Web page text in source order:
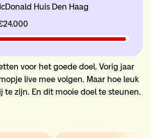
Huis Den Haag
voor het goede doel. Vorig jaar
live mee volgen. Maar hoe leuk
te zijn. En dit mooie doel te steunen.